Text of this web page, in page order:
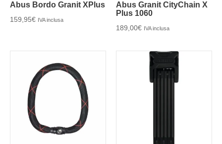
Abus Bordo Granit XPlus
159,95€ IVA inclusa
Abus Granit CityChain X
Plus 1060
189,00€ IVA inclusa